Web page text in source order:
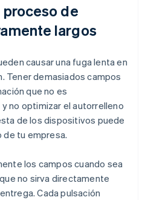
de
largos
causar una fuga lenta en
Tener demasiados campos
que no es
no optimizar el autorrelleno
de los dispositivos puede
de tu empresa.
los campos cuando sea
no sirva directamente
Cada pulsación